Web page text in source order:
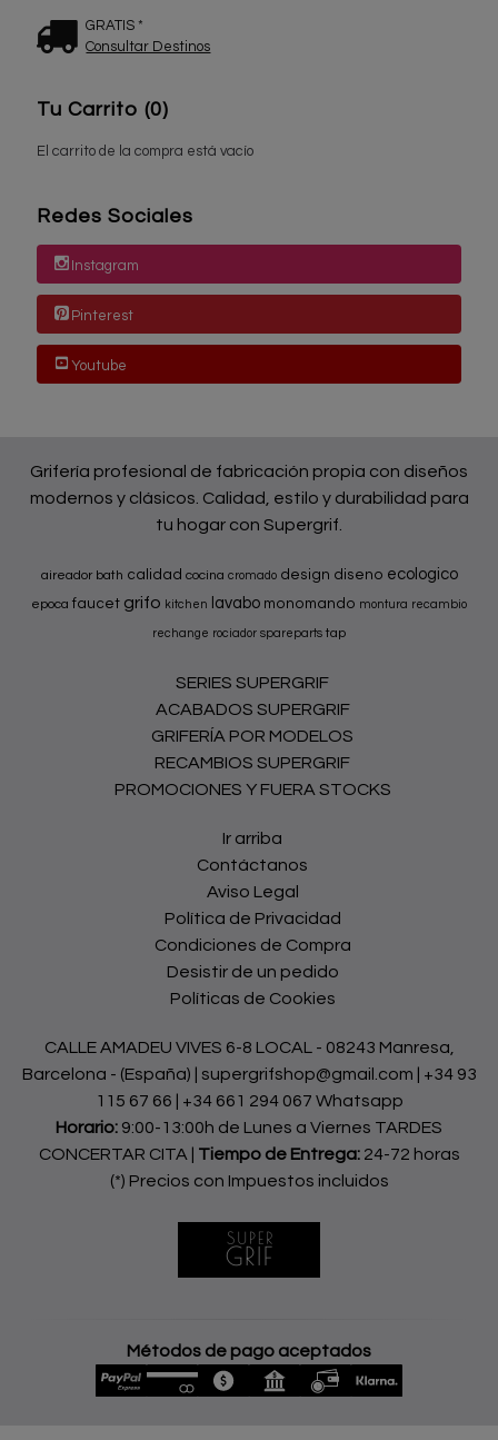
GRATIS *
Consultar Destinos
Tu Carrito (0)
El carrito de la compra está vacío
Redes Sociales
Instagram
Pinterest
Youtube
Grifería profesional de fabricación propia con diseños
modernos y clásicos. Calidad, estilo y durabilidad para
tu hogar con Supergrif.
aireador bath calidad cocina cromado design diseno ecologico
epoca faucet grifo kitchen lavabo monomando montura recambio
rechange rociador spareparts tap
SERIES SUPERGRIF
ACABADOS SUPERGRIF
GRIFERÍA POR MODELOS
RECAMBIOS SUPERGRIF
PROMOCIONES Y FUERA STOCKS
Ir arriba
Contáctanos
Aviso Legal
Política de Privacidad
Condiciones de Compra
Desistir de un pedido
Políticas de Cookies
CALLE AMADEU VIVES 6-8 LOCAL - 08243 Manresa,
Barcelona - (España) | supergrifshop@gmail.com | +34 93
115 67 66
+34 661 294 067 Whatsapp
Horario: 9:00-13:00h de Lunes a Viernes TARDES
CONCERTAR CITA | Tiempo de Entrega: 24-72 horas
(*) Precios con Impuestos incluidos
Métodos de pago aceptados